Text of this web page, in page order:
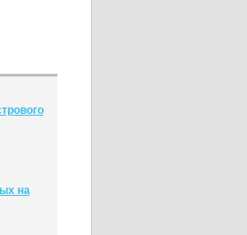
на